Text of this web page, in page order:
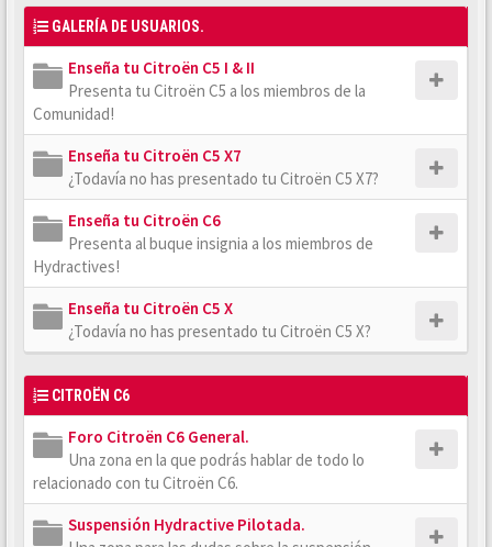
GALERÍA DE USUARIOS.
Enseña tu Citroën C5 I & II
Presenta tu Citroën C5 a los miembros de la
Comunidad!
Enseña tu Citroën C5 X7
¿Todavía no has presentado tu Citroën C5 X7?
Enseña tu Citroën C6
Presenta al buque insignia a los miembros de
Hydractives!
Enseña tu Citroën C5 X
¿Todavía no has presentado tu Citroën C5 X?
CITROËN C6
Foro Citroën C6 General.
Una zona en la que podrás hablar de todo lo
relacionado con tu Citroën C6.
Suspensión Hydractive Pilotada.